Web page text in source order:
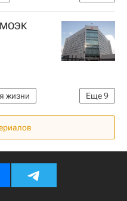
недвижимость
МОЭК
Еще9
жизни
Москвы
Суды